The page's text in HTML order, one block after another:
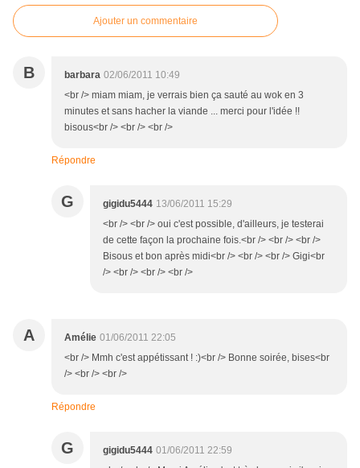
Ajouter un commentaire
B barbara 02/06/2011 10:49
<br /> miam miam, je verrais bien ça sauté au wok en 3
minutes et sans hacher la viande ... merci pour l'idée !!
bisous<br /> <br /> <br />
Répondre
G gigidu5444 13/06/2011 15:29
<br /> <br /> oui c'est possible, d'ailleurs, je testerai
de cette façon la prochaine fois.<br /> <br /> <br />
Bisous et bon après midi<br /> <br /> <br /> Gigi<br
/> <br /> <br /> <br />
A Amélie 01/06/2011 22:05
<br /> Mmh c'est appétissant ! :)<br /> Bonne soirée, bises<br
/> <br /> <br />
Répondre
G gigidu5444 01/06/2011 22:59